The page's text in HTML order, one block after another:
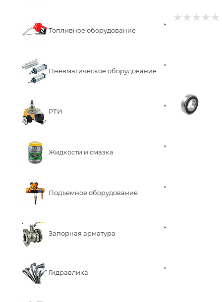
Топливное оборудование
Пневматическое оборудование
РТИ
Жидкости и смазка
Подъемное оборудование
Запорная арматура
Гидравлика